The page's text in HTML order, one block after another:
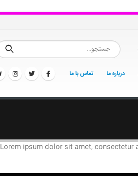
درباره ما تماس با ما
Lorem ipsum dolor sit amet,